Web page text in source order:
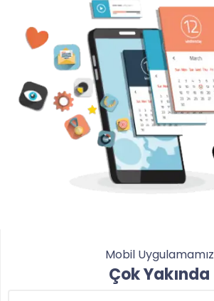
Mobil Uygulamamız
Çok Yakında